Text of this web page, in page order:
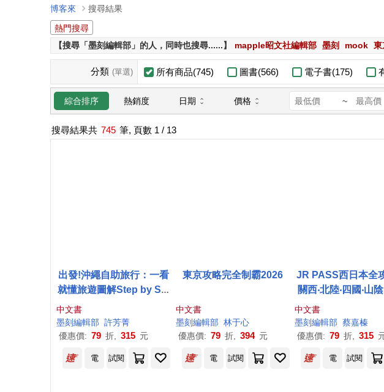
博客來
搜尋結果
熱門搜尋
【搜尋「墨刻編輯部」的人，同時也搜尋......】
mapple昭文社編輯部 墨刻 mook 東
分類 (單選) 所有商品(745) 圖書(566) 電子書(175)
綜合排序 熱銷度 日期 價格 ~
搜尋結果共 745 筆, 頁數 1 / 13
出發!沖繩自助旅行：一看
就懂旅遊圖解Step by Ste
中文書
墨刻編輯部 許芳菁
優惠價: 79 折, 315 元
東京攻略完全制霸2026
中文書
墨刻編輯部 林于心
優惠價: 79 折, 394 元
JR PASS西日本全
關西‧北陸‧四國‧山陰
九州，5大區域 × 20
SS × 23條行程，選
著走一書搞定
中文書
墨刻編輯部 蔡嘉榛
優惠價: 79 折, 315
電 試閱 電 試閱 電 試閱